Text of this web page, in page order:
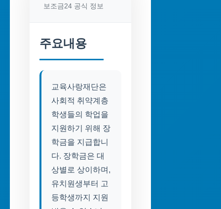
보조금24 공식 정보
주요내용
교육사랑재단은
사회적 취약계층
학생들의 학업을
지원하기 위해 장
학금을 지급합니
다. 장학금은 대
상별로 상이하며,
유치원생부터 고
등학생까지 지원